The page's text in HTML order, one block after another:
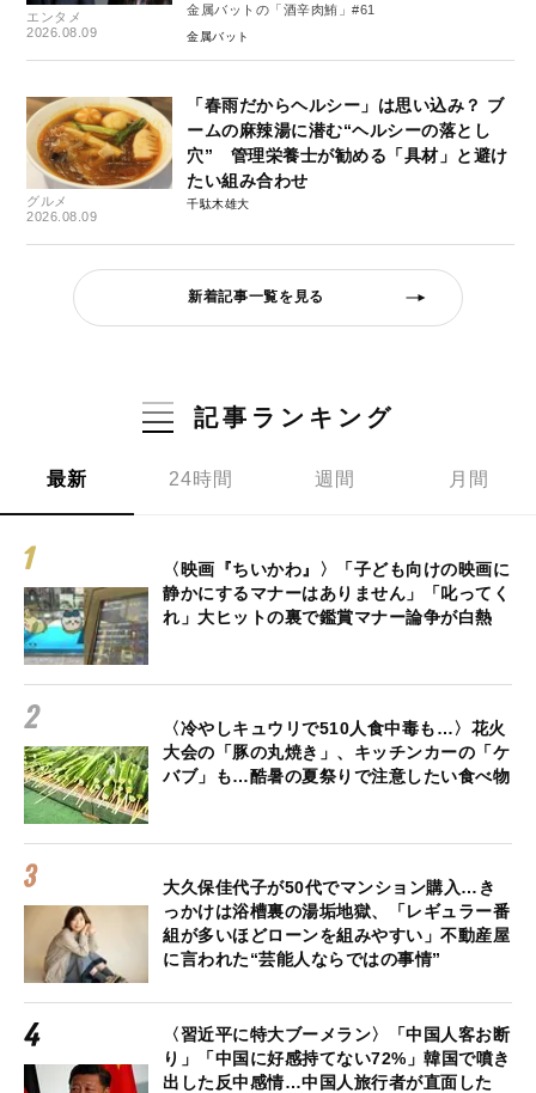
エンタメ
2026.08.09
金属バットの「酒辛肉鮪」#61
金属バット
グルメ
2026.08.09
「春雨だからヘルシー」は思い込み？ ブ
ームの麻辣湯に潜む“ヘルシーの落とし
穴” 管理栄養士が勧める「具材」と避け
たい組み合わせ
千駄木雄大
新着記事一覧を見る
記事ランキング
最新 24時間 週間 月間
〈映画『ちいかわ』〉「子ども向けの映画に
静かにするマナーはありません」「叱ってく
れ」大ヒットの裏で鑑賞マナー論争が白熱
〈冷やしキュウリで510人食中毒も…〉花火
大会の「豚の丸焼き」、キッチンカーの「ケ
バブ」も…酷暑の夏祭りで注意したい食べ物
大久保佳代子が50代でマンション購入…き
っかけは浴槽裏の湯垢地獄、「レギュラー番
組が多いほどローンを組みやすい」不動産屋
に言われた“芸能人ならではの事情”
〈習近平に特大ブーメラン〉「中国人客お断
り」「中国に好感持てない72%」韓国で噴き
出した反中感情…中国人旅行者が直面した